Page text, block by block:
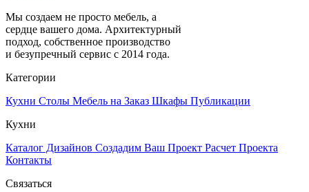
Мы создаем не просто мебель, а
сердце вашего дома. Архитектурный
подход, собственное производство
и безупречный сервис с 2014 года.
Категории
Кухни Столы Мебель на Заказ Шкафы Публикации
Кухни
Каталог Дизайнов Создадим Ваш Проект Расчет Проекта
Контакты
Связаться